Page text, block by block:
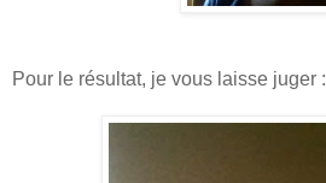
Pour le résultat, je vous laisse juger :